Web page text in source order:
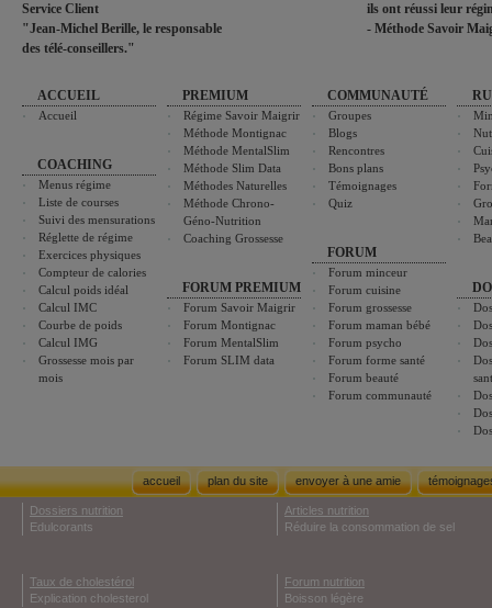
Service Client
"Jean-Michel Berille, le responsable
des télé-conseillers."
ils ont réussi leur
- Méthode Savoir
ACCUEIL
Accueil
COACHING
Menus régime
Liste de courses
Suivi des mensurations
Réglette de régime
Exercices physiques
Compteur de calories
Calcul poids idéal
Calcul IMC
Courbe de poids
Calcul IMG
Grossesse mois par
mois
PREMIUM
Régime Savoir Maigrir
Méthode Montignac
Méthode MentalSlim
Méthode Slim Data
Méthodes Naturelles
Méthode Chrono-
Géno-Nutrition
Coaching Grossesse
FORUM PREMIUM
Forum Savoir Maigrir
Forum Montignac
Forum MentalSlim
Forum SLIM data
COMMUNAUTÉ
Groupes
Blogs
Rencontres
Bons plans
Témoignages
Quiz
FORUM
Forum minceur
Forum cuisine
Forum grossesse
Forum maman bébé
Forum psycho
Forum forme santé
Forum beauté
Forum communauté
accueil plan du site envoyer à une amie
Dossiers nutrition
Edulcorants
Articles nutrition
Réduire la consommation de sel
Taux de cholestérol
Explication cholesterol
Forum nutrition
Boisson légère